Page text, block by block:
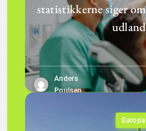
statistikkerne siger
Anders
Poulsen
Europa